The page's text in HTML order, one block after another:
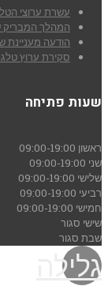
עשרת ערוצי
המהלך המבריק
הודעה מעניינת
סקירת ערוץ
שעות פתיחה
ראשון 09:00-19:00
שני 09:00-19:00
שלישי 09:00-19:00
רביעי 09:00-19:00
חמישי 09:00-19:00
שישי סגור
שבת סגור
גלילה